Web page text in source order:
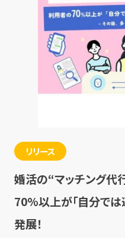
リリース
婚活の“マッチング代
70%以上が「自分では
発展！